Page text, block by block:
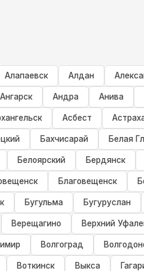
Алапаевск Алдан
Ангарск Андра Анива
Асбест
Бахчисарай Белая
Белоярский Бердянск
Благовещенск
Бугульма Бугуруслан
Верещагино Верхний
Волгоград
Воткинск Выкса